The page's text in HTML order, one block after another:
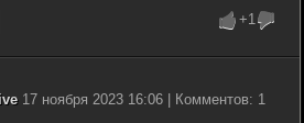
+1
17 ноября 2023 16:06 | Комментов: 1